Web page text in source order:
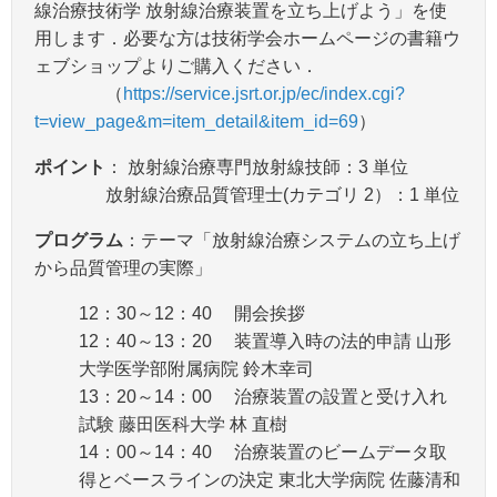
線治療技術学 放射線治療装置を立ち上げよう」を使
用します．必要な方は技術学会ホームページの書籍ウ
ェブショップよりご購入ください．
（ https://service.jsrt.or.jp/ec/index.cgi?
t=view_page&m=item_detail&item_id=69）
ポイント ： 放射線治療専門放射線技師：3 単位
放射線治療品質管理士(カテゴリ 2）：1 単位
プログラム ：テーマ「放射線治療システムの立ち上げ
から品質管理の実際」
12：30～12：40 開会挨拶
12：40～13：20 装置導入時の法的申請 山形
大学医学部附属病院 鈴木幸司
13：20～14：00 治療装置の設置と受け入れ
試験 藤田医科大学 林 直樹
14：00～14：40 治療装置のビームデータ取
得とベースラインの決定 東北大学病院 佐藤清和